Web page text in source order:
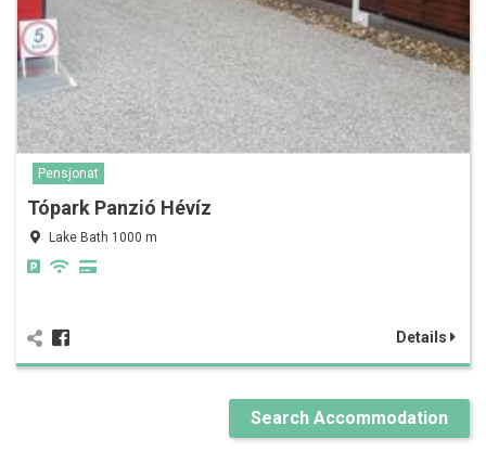
Pensjonat
Tópark Panzió Hévíz
Lake Bath 1000 m
Details
Search Accommodation